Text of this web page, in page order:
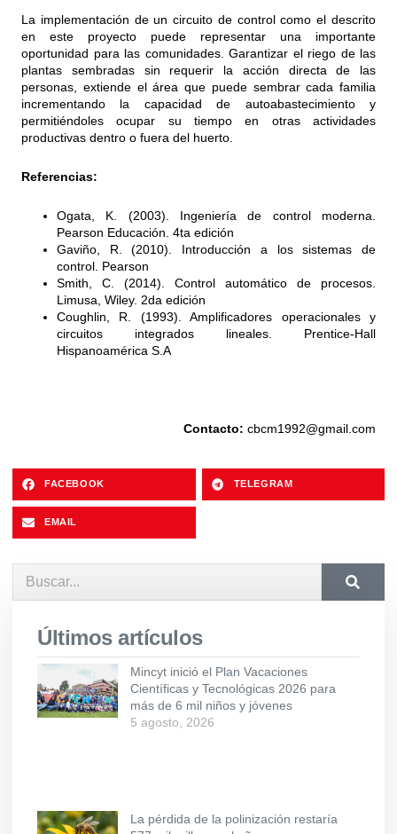
La implementación de un circuito de control como el descrito
en este proyecto puede representar una importante
oportunidad para las comunidades. Garantizar el riego de las
plantas sembradas sin requerir la acción directa de las
personas, extiende el área que puede sembrar cada familia
incrementando la capacidad de autoabastecimiento y
permitiéndoles ocupar su tiempo en otras actividades
productivas dentro o fuera del huerto.
Referencias:
Ogata, K. (2003). Ingeniería de control moderna.
Pearson Educación. 4ta edición
Gaviño, R. (2010). Introducción a los sistemas de
control. Pearson
Smith, C. (2014). Control automático de procesos.
Limusa, Wiley. 2da edición
Coughlin, R. (1993). Amplificadores operacionales y
circuitos integrados lineales. Prentice-Hall
Hispanoamérica S.A
Contacto: cbcm1992@gmail.com
FACEBOOK TELEGRAM
EMAIL
Últimos artículos
Mincyt inició el Plan Vacaciones
Científicas y Tecnológicas 2026 para
más de 6 mil niños y jóvenes
5 agosto, 2026
La pérdida de la polinización restaría